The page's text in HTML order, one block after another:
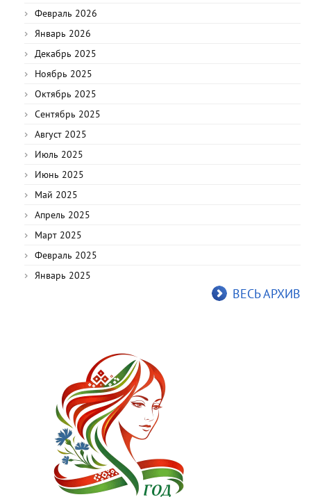
Февраль 2026
Январь 2026
Декабрь 2025
Ноябрь 2025
Октябрь 2025
Сентябрь 2025
Август 2025
Июль 2025
Июнь 2025
Май 2025
Апрель 2025
Март 2025
Февраль 2025
Январь 2025
ВЕСЬ АРХИВ